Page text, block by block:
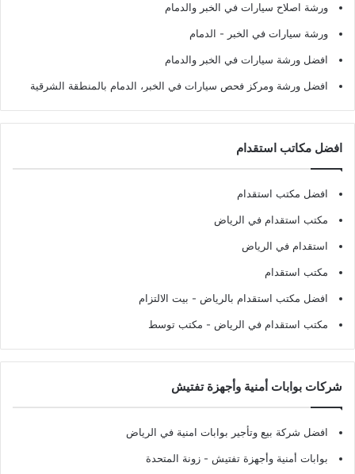
ورشة اصلاح سيارات في الخبر والدمام
ورشة سيارات في الخبر - الدمام
افضل ورشة سيارات في الخبر والدمام
افضل ورشة ومركز فحص سيارات في الخبر، الدمام بالمنطقة الشرقية
افضل مكاتب استقدام
افضل مكتب استقدام
مكتب استقدام في الرياض
استقدام في الرياض
مكتب استقدام
افضل مكتب استقدام بالرياض - بيت الالتزام
مكتب استقدام في الرياض - مكتب توسط
شركات بوابات أمنية وأجهزة تفتيش
افضل شركة بيع وتأجير بوابات امنية في الرياض
بوابات أمنية وأجهزة تفتيش - زونة المتحدة